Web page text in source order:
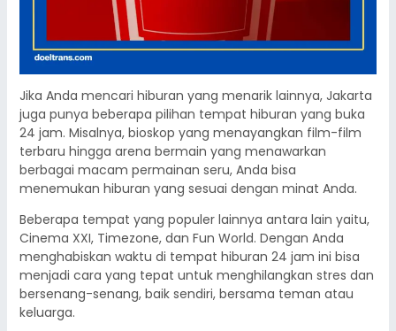
Jika Anda mencari hiburan yang menarik lainnya, Jakarta
juga punya beberapa pilihan tempat hiburan yang buka
24 jam. Misalnya, bioskop yang menayangkan film-film
terbaru hingga arena bermain yang menawarkan
berbagai macam permainan seru, Anda bisa
menemukan hiburan yang sesuai dengan minat Anda.
Beberapa tempat yang populer lainnya antara lain yaitu,
Cinema XXI, Timezone, dan Fun World. Dengan Anda
menghabiskan waktu di tempat hiburan 24 jam ini bisa
menjadi cara yang tepat untuk menghilangkan stres dan
bersenang-senang, baik sendiri, bersama teman atau
keluarga.